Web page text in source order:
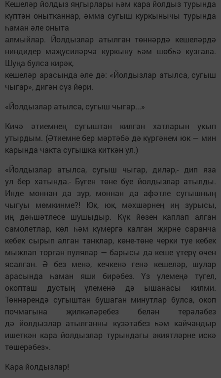
Кешеләр йолдыз яңгырлары һәм кара йолдыз турында
күптән онытканнар, әмма сугыш куркынычы турында
һаман әле оныта
алмыйлар. Йолдызлар атылган төннәрдә кешеләрдә
ниндидер мәҗүсиләрчә куркыну һәм шөбһә кузгала.
Шуңа булса кирәк,
кешеләр арасында әле дә: «Йолдызлар атылса, сугыш
чыгар», дигән сүз йөри.
«Йолдызлар атылса, сугыш чыгар...»
Кичә әтиемнең сугыштан килгән хатларын укып
утырдым. (Әтиемне бер мәртәбә дә күргәнем юк — мин
карында чакта сугышка киткән ул.)
«Йолдызлар атылса, сугыш чыгар, диләр,- дип яза
ул бер хатында.- Бүген төне буе йолдызлар атылды.
Инде моннан да зур, моннан да афәтле сугышның
чыгуы мөмкинме?! Юк, юк, мәхшәрнең иң зурысы,
иң дәһшәтлесе шушыдыр. Күк йөзен каплап алган
самолетлар, көл һәм күмергә калган җирне саранча
кебек сырып алган танклар, көне-төне черки туе кебек
мыжлап торган пулялар — барысы да кеше үтерү өчен
ясалган. Ә без менә, кечкенә генә кешеләр, шулар
арасында һаман яши бирәбез. Үз үлемеңә түгел,
окопташ дустың үлеменә дә ышанасы килми.
Төннәрендә сугыштан бушаган минутлар булса, окоп
почмагына җилкәләребез белән терәләбез
дә йолдызлар атылганны күзәтәбез һәм кайчандыр
ишеткән кара йолдызлар турындагы әкиятләрне искә
төшерәбез».
Кара йолдызлар!